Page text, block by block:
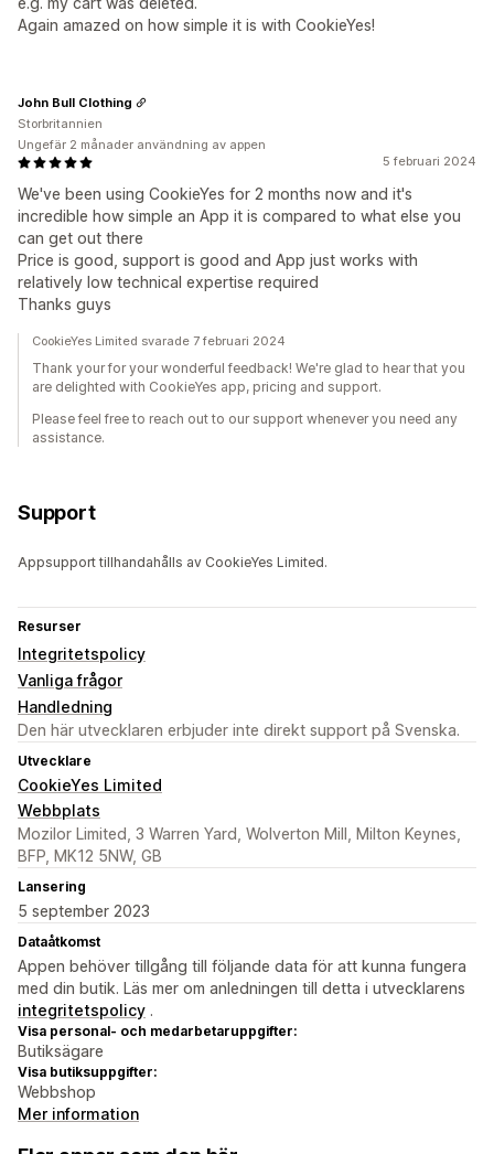
Again amazed on how simple it is with CookieYes!
5 februari 2024
We've been using CookieYes for 2 months now and it's
incredible how simple an App it is compared to what else you
can get out there
Price is good, support is good and App just works with
relatively low technical expertise required
Thanks guys
John Bull Clothing
Storbritannien
Ungefär 2 månader användning av appen
CookieYes Limited svarade 7 februari 2024
Thank your for your wonderful feedback! We're glad to hear that you
are delighted with CookieYes app, pricing and support.
Please feel free to reach out to our support whenever you need any
assistance.
Support
Appsupport tillhandahålls av CookieYes Limited.
Resurser
Integritetspolicy
Vanliga frågor
Handledning
Den här utvecklaren erbjuder inte direkt support på Svenska.
Utvecklare
CookieYes Limited
Webbplats
Mozilor Limited, 3 Warren Yard, Wolverton Mill, Milton Keynes,
BFP, MK12 5NW, GB
Lansering
5 september 2023
Dataåtkomst
Appen behöver tillgång till följande data för att kunna fungera
med din butik. Läs mer om anledningen till detta i utvecklarens
integritetspolicy .
Visa personal- och medarbetaruppgifter:
Butiksägare
Visa butiksuppgifter:
Webbshop
Mer information